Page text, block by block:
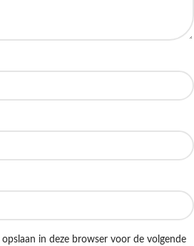
in deze browser voor de volgende